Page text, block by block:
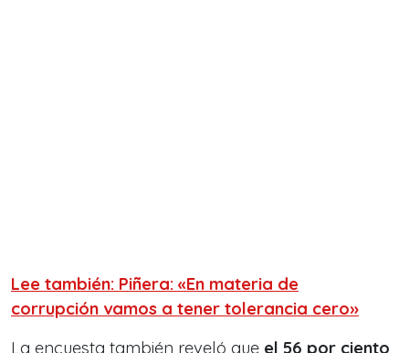
Lee también: Piñera: «En materia de
corrupción vamos a tener tolerancia cero»
La encuesta también reveló que el 56 por ciento